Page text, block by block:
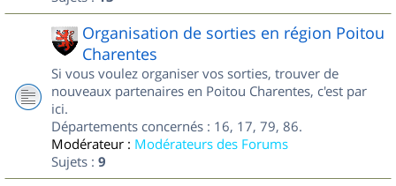
Organisation de sorties en région Poitou
Charentes
Si vous voulez organiser vos sorties, trouver de
nouveaux partenaires en Poitou Charentes, c'est par
ici.
Départements concernés : 16, 17, 79, 86.
Modérateur : Modérateurs des Forums
Sujets : 9